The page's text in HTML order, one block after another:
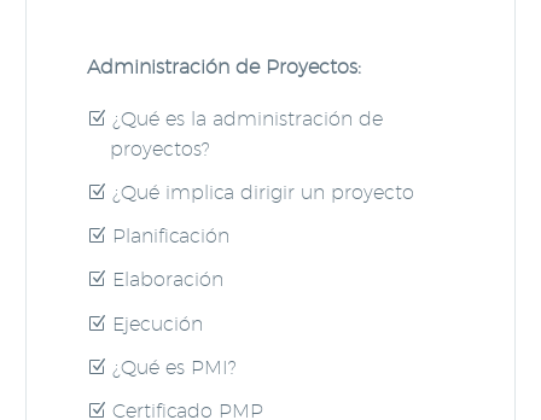
Administración de Proyectos:
¿Qué es la administración de
proyectos?
¿Qué implica dirigir un proyecto
Planificación
Elaboración
Ejecución
¿Qué es PMI?
Certificado PMP